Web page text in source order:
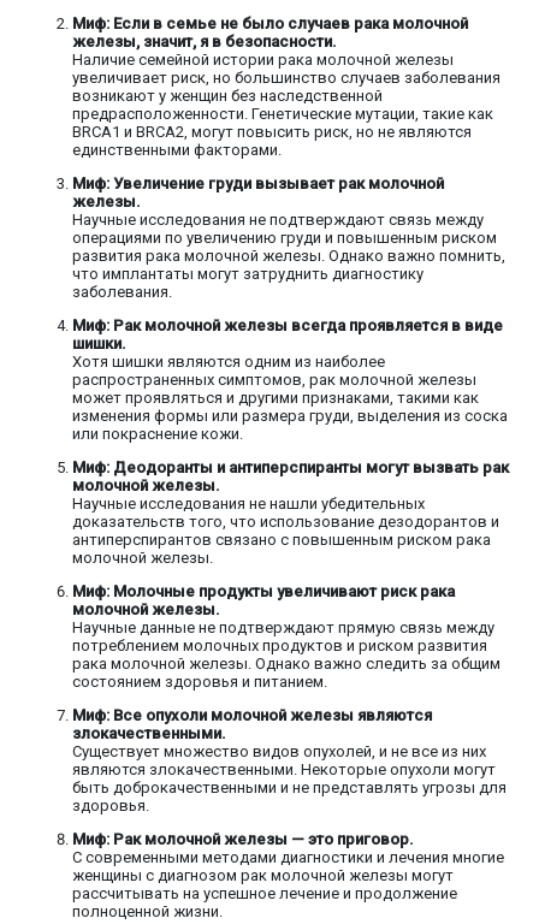
Миф: Если в семье не было случаев рака молочной
железы, значит, я в безопасности.
Наличие семейной истории рака молочной железы
увеличивает риск, но большинство случаев заболевания
возникают у женщин без наследственной
предрасположенности. Генетические мутации, такие как
BRCA1 и BRCA2, могут повысить риск, но не являются
единственными факторами.
Миф: Увеличение груди вызывает рак молочной
железы.
Научные исследования не подтверждают связь между
операциями по увеличению груди и повышенным риском
развития рака молочной железы. Однако важно помнить,
что имплантаты могут затруднить диагностику
заболевания.
Миф: Рак молочной железы всегда проявляется в виде
шишки.
Хотя шишки являются одним из наиболее
распространенных симптомов, рак молочной железы
может проявляться и другими признаками, такими как
изменения формы или размера груди, выделения из соска
или покраснение кожи.
Миф: Деодоранты и антиперспиранты могут вызвать рак
молочной железы.
Научные исследования не нашли убедительных
доказательств того, что использование дезодорантов и
антиперспирантов связано с повышенным риском рака
молочной железы.
Миф: Молочные продукты увеличивают риск рака
молочной железы.
Научные данные не подтверждают прямую связь между
потреблением молочных продуктов и риском развития
рака молочной железы. Однако важно следить за общим
состоянием здоровья и питанием.
Миф: Все опухоли молочной железы являются
злокачественными.
Существует множество видов опухолей, и не все из них
являются злокачественными. Некоторые опухоли могут
быть доброкачественными и не представлять угрозы для
здоровья.
Миф: Рак молочной железы — это приговор.
С современными методами диагностики и лечения многие
женщины с диагнозом рак молочной железы могут
рассчитывать на успешное лечение и продолжение
полноценной жизни.